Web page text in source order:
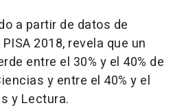
a partir de datos de
2018, revela que un
entre el 30% y el 40% de
y entre el 40% y el
y Lectura.